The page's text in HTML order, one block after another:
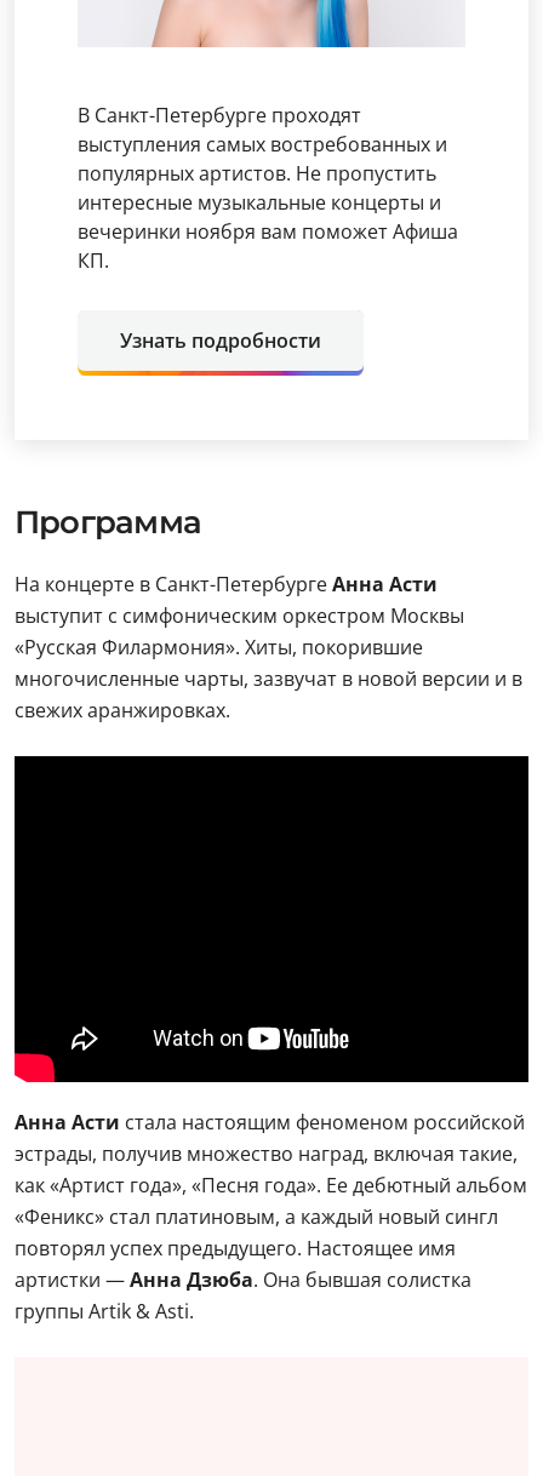
В Санкт-Петербурге проходят
выступления самых востребованных и
популярных артистов. Не пропустить
интересные музыкальные концерты и
вечеринки ноября вам поможет Афиша
КП.
Узнать подробности
Программа
На концерте в Санкт-ПетербургеАнна Асти
выступит с симфоническим оркестром Москвы
«Русская Филармония». Хиты, покорившие
многочисленные чарты, зазвучат в новой версии и в
свежих аранжировках.
Анна Асти стала настоящим феноменом российской
эстрады, получив множество наград, включая такие,
как «Артист года», «Песня года». Ее дебютный альбом
«Феникс» стал платиновым, а каждый новый сингл
повторял успех предыдущего. Настоящее имя
артистки —Анна Дзюба. Она бывшая солистка
группы Artik & Asti.